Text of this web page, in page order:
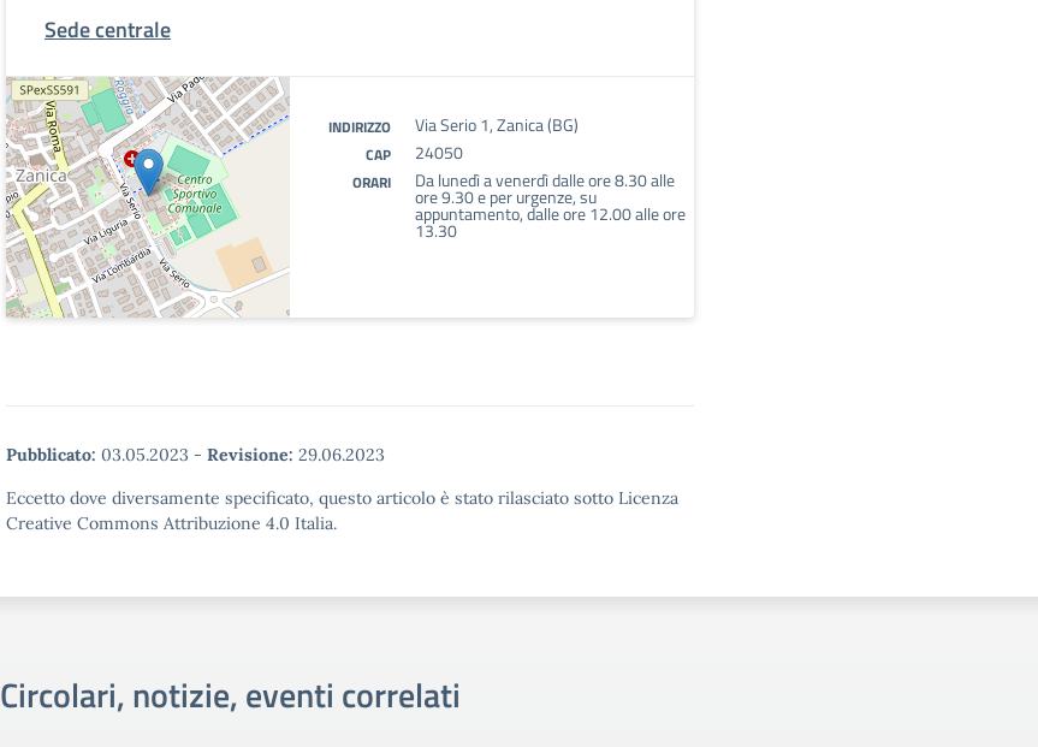
Sede centrale
INDIRIZZO Via Serio 1, Zanica (BG)
CAP 24050
ORARI Da lunedì a venerdì dalle ore 8.30 alle
ore 9.30 e per urgenze, su
appuntamento, dalle ore 12.00 alle ore
13.30
Pubblicato: 03.05.2023 - Revisione: 29.06.2023
Eccetto dove diversamente specificato, questo articolo è stato rilasciato sotto Licenza
Creative Commons Attribuzione 4.0 Italia.
Circolari, notizie, eventi correlati